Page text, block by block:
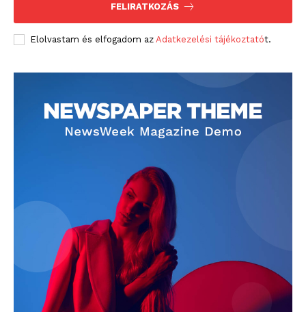
FELIRATKOZÁS
Elolvastam és elfogadom az Adatkezelési tájékoztatót.